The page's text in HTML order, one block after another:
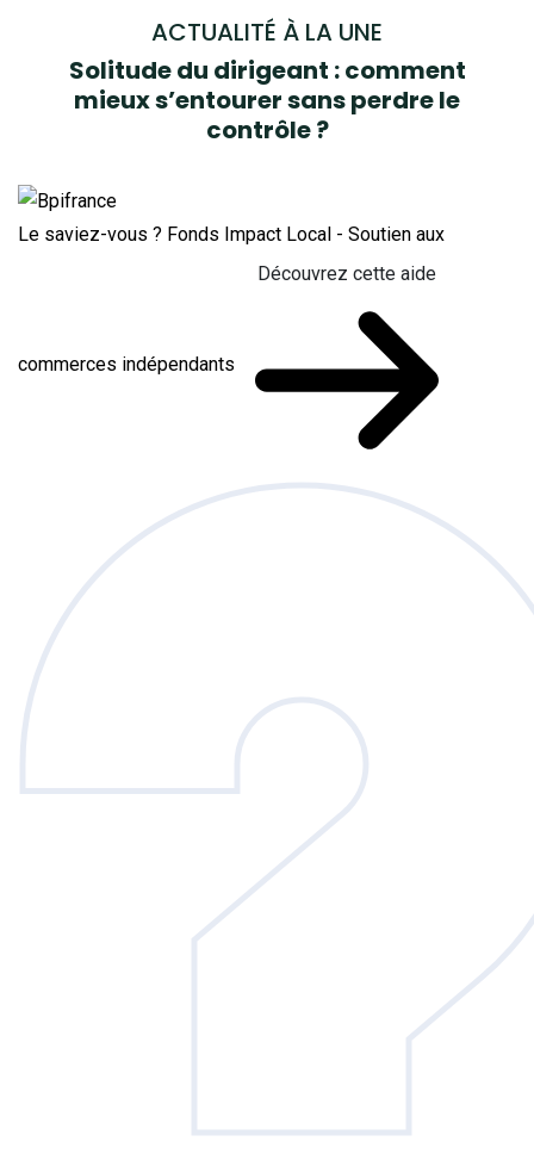
ACTUALITÉ À LA UNE
Solitude du dirigeant : comment
mieux s’entourer sans perdre le
contrôle ?
Le saviez-vous ? Fonds Impact Local - Soutien aux
commerces indépendants
Découvrez cette aide